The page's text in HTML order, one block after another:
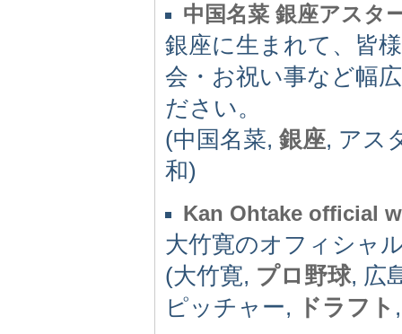
中国名菜 銀座アスタ
銀座に生まれて、皆
会・お祝い事など幅
ださい。
(中国名菜, 銀座, アス
和)
Kan Ohtake official
大竹寛のオフィシャ
(大竹寛, プロ野球, 広
ピッチャー, ドラフト